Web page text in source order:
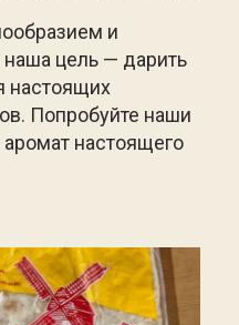
и
цель — дарить
настоящих
Попробуйте наши
настоящего